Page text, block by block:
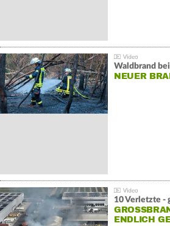
Waldbrand
NEUER
10 Verletzte -
NDLICH